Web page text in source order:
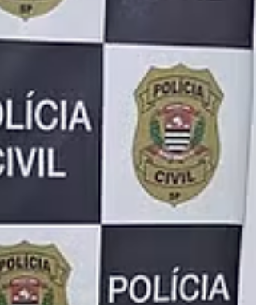
O ministro de Portos e Aeroportos, Silvio
Filho, e o diretor-geral da Polícia Federal,
Rodrigues, assinaram, nesta terça-feira (16),
construção da nova sede da delegacia da
Polícia Federal no Porto de S